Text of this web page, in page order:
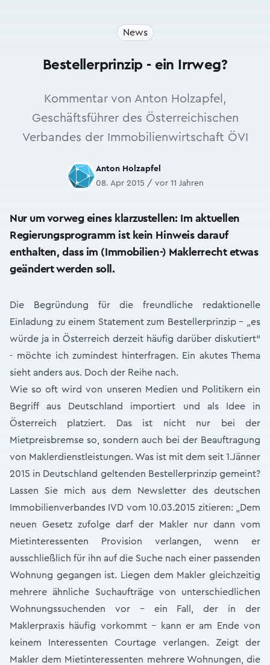
News
Bestellerprinzip - ein Irrweg?
Kommentar von Anton Holzapfel,
Geschäftsführer des Österreichischen
Verbandes der Immobilienwirtschaft ÖVI
Anton Holzapfel
08. Apr 2015 / vor 11 Jahren
Nur um vorweg eines klarzustellen: Im aktuellen
Regierungsprogramm ist kein Hinweis darauf
enthalten, dass im (Immobilien-) Maklerrecht etwas
geändert werden soll.
Die Begründung für die freundliche redaktionelle
Einladung zu einem Statement zum Bestellerprinzip - „es
würde ja in Österreich derzeit häufig darüber diskutiert“
- möchte ich zumindest hinterfragen. Ein akutes Thema
sieht anders aus. Doch der Reihe nach.
Wie so oft wird von unseren Medien und Politikern ein
Begriff aus Deutschland importiert und als Idee in
Österreich platziert. Das ist nicht nur bei der
Mietpreisbremse so, sondern auch bei der Beauftragung
von Maklerdienstleistungen. Was ist mit dem seit 1.Jänner
2015 in Deutschland geltenden Bestellerprinzip gemeint?
Lassen Sie mich aus dem Newsletter des deutschen
Immobilienverbandes IVD vom 10.03.2015 zitieren: „Dem
neuen Gesetz zufolge darf der Makler nur dann vom
Mietinteressenten Provision verlangen, wenn er
ausschließlich für ihn auf die Suche nach einer passenden
Wohnung gegangen ist. Liegen dem Makler gleichzeitig
mehrere ähnliche Suchaufträge von unterschiedlichen
Wohnungssuchenden vor – ein Fall, der in der
Maklerpraxis häufig vorkommt - kann er am Ende von
keinem Interessenten Courtage verlangen. Zeigt der
Makler dem Mietinteressenten mehrere Wohnungen, die